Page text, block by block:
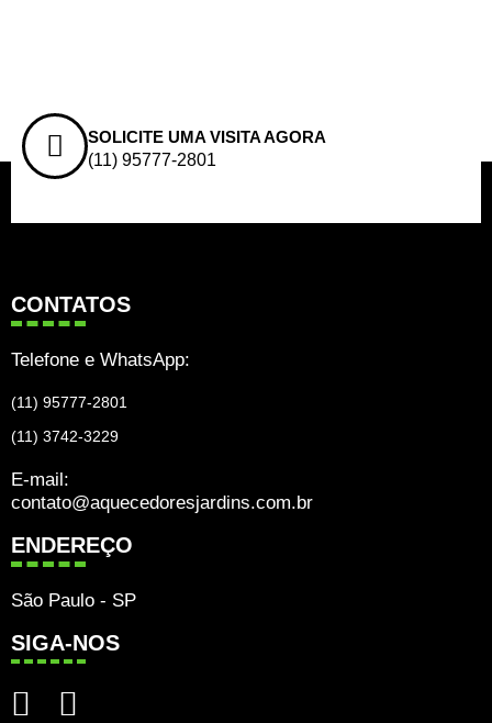
SOLICITE UMA VISITA AGORA
(11) 95777-2801
CONTATOS
Telefone e WhatsApp:
(11) 95777-2801
(11) 3742-3229
E-mail:
contato@aquecedoresjardins.com.br
ENDEREÇO
São Paulo - SP
SIGA-NOS